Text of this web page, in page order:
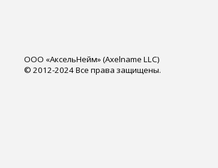
ООО «АксельНейм» (Axelname LLC)
© 2012-2024 Все права защищены.